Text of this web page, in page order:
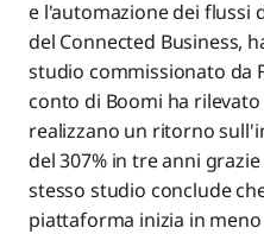
e l'automazione dei flussi
del Connected Business,
studio commissionato da
conto di Boomi ha
realizzano un ritorno
del 307% in tre anni
stesso studio conclude
piattaforma inizia in